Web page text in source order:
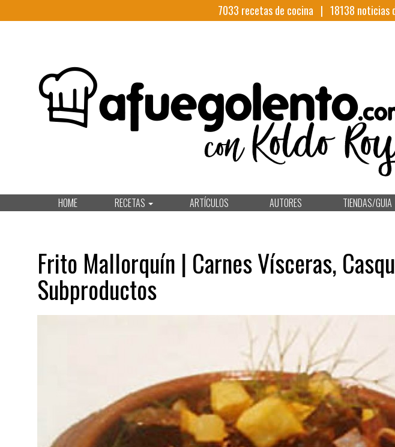
7033 recetas de cocina | 18138 noticias
HOME RECETAS ARTÍCULOS AUTORES TIENDAS/GUIA
Frito Mallorquín | Carnes Vísceras,
Subproductos